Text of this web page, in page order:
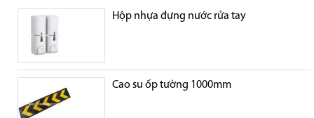
Hộp nhựa đựng nước rửa tay
Cao su ốp tường 1000mm